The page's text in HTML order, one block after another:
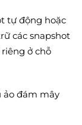
tự động hoặc
các snapshot
ở chỗ
ảo đám mây